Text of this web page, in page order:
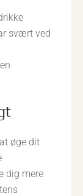
svært ved
øge dit
dig mere